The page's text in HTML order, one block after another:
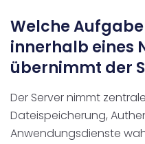
Welche
innerhalb eines
übernimmt der
Der Server nimmt
Dateispeicherung,
Anwendungsdienste